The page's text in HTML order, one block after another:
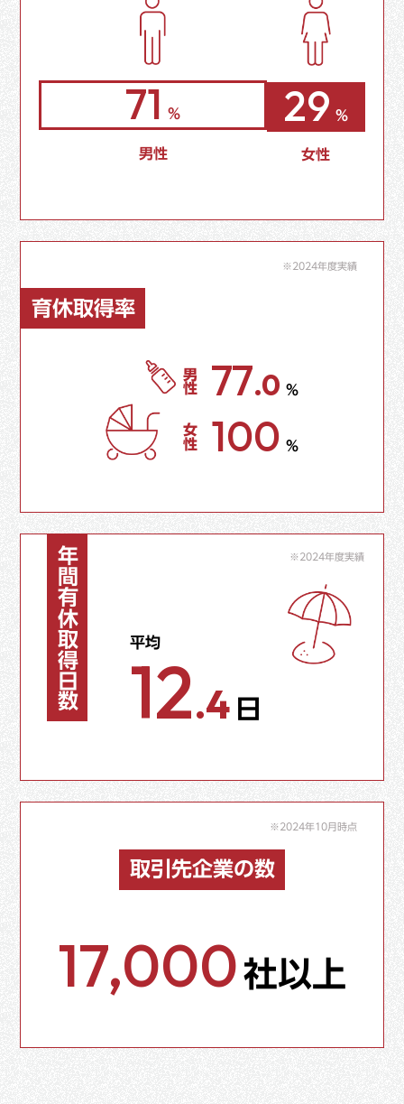
71 %
男性
29 %
女性
育休取得率
男性 77.0 %
女性 100 %
※2024年度実績
年間有休取得日数 平均
12.4 日
※2024年度実績
取引先企業の数
17,000 社以上
※2024年10月時点